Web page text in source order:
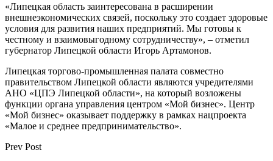
«Липецкая область заинтересована в расширении
внешнеэкономических связей, поскольку это создает здоровые
условия для развития наших предприятий. Мы готовы к
честному и взаимовыгодному сотрудничеству», – отметил
губернатор Липецкой области Игорь Артамонов.
Липецкая торгово-промышленная палата совместно
правительством Липецкой области являются учредителями
АНО «ЦПЭ Липецкой области», на который возложены
функции органа управления центром «Мой бизнес». Центр
«Мой бизнес» оказывает поддержку в рамках нацпроекта
«Малое и среднее предпринимательство».
Prev Post